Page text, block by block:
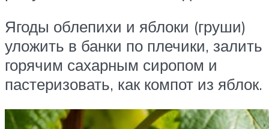
Ягоды облепихи и яблоки (груши)
уложить в банки по плечики, залить
горячим сахарным сиропом и
пастеризовать, как компот из яблок.